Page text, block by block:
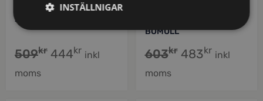
642528-00-42
2528 SHORTS
509kr 444kr inkl
moms
BOMULL
603kr 483kr inkl
moms
INSTÄLLNIGAR